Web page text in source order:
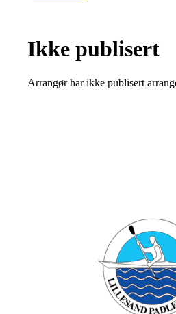
Ikke publisert
Arrangør har ikke publisert